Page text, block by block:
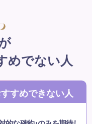
めでない人
すめできない人